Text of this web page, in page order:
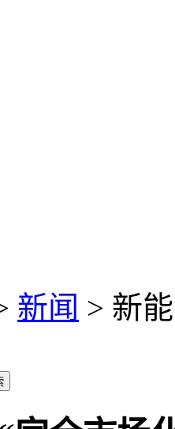
新闻 > 新